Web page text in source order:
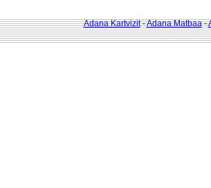
Adana Kartvizit-Adana Matbaa-